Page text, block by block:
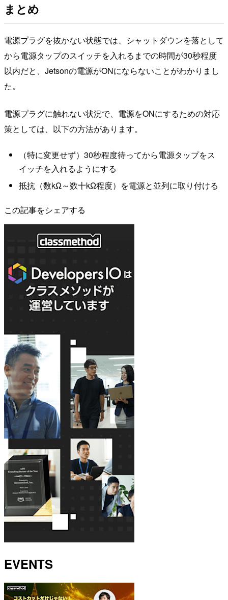
まとめ
電源プラグを抜かない状態では、シャットダウンを落として
から電源タップのスイッチを入れるまでの時間が30秒程度
以内だと、Jetsonの電源がONにならないことがわかりまし
た。
電源プラグに触れない状況で、電源をONにするための対応
策としては、以下の方法があります。
（特に変更せず）30秒程度待ってから電源タップをス
イッチを入れるようにする
抵抗（数kΩ～数十kΩ程度）を電源と並列に取り付ける
この記事をシェアする
EVENTS